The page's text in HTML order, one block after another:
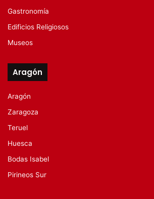
Gastronomía
Edificios Religiosos
Museos
Aragón
Aragón
Zaragoza
Teruel
Huesca
Bodas Isabel
Pirineos Sur